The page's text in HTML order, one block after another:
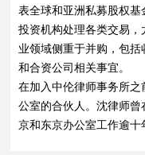
表全球和亚洲私募股权
投资机构处理各类交易
业领域侧重于并购，包
和合资公司相关事宜。
在加入中伦律师事务所
公室的合伙人。沈律师
京和东京办公室工作逾十